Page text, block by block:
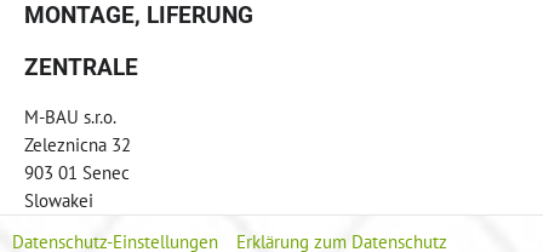
MONTAGE, LIFERUNG
ZENTRALE
M-BAU s.r.o.
Zeleznicna 32
903 01 Senec
Slowakei
Datenschutz-Einstellungen
Erklärung zum Datenschutz